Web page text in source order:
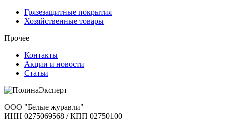
Грязезащитные покрытия
Хозяйственные товары
Прочее
Контакты
Акции и новости
Статьи
ООО "Белые журавли"
ИНН 0275069568 / КПП 02750100